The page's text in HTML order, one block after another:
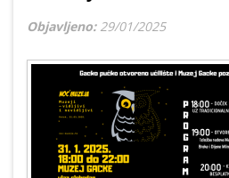
Objavljeno: 29/01/2025